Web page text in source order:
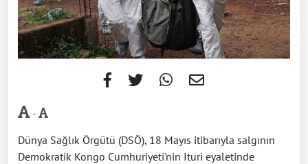
-
Dünya Sağlık Örgütü (DSÖ), 18 Mayıs itibarıyla salgının
Demokratik Kongo Cumhuriyeti'nin Ituri eyaletinde